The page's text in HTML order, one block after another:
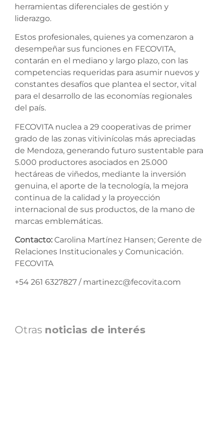
herramientas diferenciales de gestión y
liderazgo.
Estos profesionales, quienes ya comenzaron a
desempeñar sus funciones en FECOVITA,
contarán en el mediano y largo plazo, con las
competencias requeridas para asumir nuevos y
constantes desafíos que plantea el sector, vital
para el desarrollo de las economías regionales
del país.
FECOVITA nuclea a 29 cooperativas de primer
grado de las zonas vitivinícolas más apreciadas
de Mendoza, generando futuro sustentable para
5.000 productores asociados en 25.000
hectáreas de viñedos, mediante la inversión
genuina, el aporte de la tecnología, la mejora
continua de la calidad y la proyección
internacional de sus productos, de la mano de
marcas emblemáticas.
Contacto: Carolina Martínez Hansen; Gerente de
Relaciones Institucionales y Comunicación.
FECOVITA
+54 261 6327827 / martinezc@fecovita.com
Otras noticias de interés